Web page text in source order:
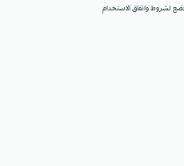
لشروط واتفاق الاستخدام